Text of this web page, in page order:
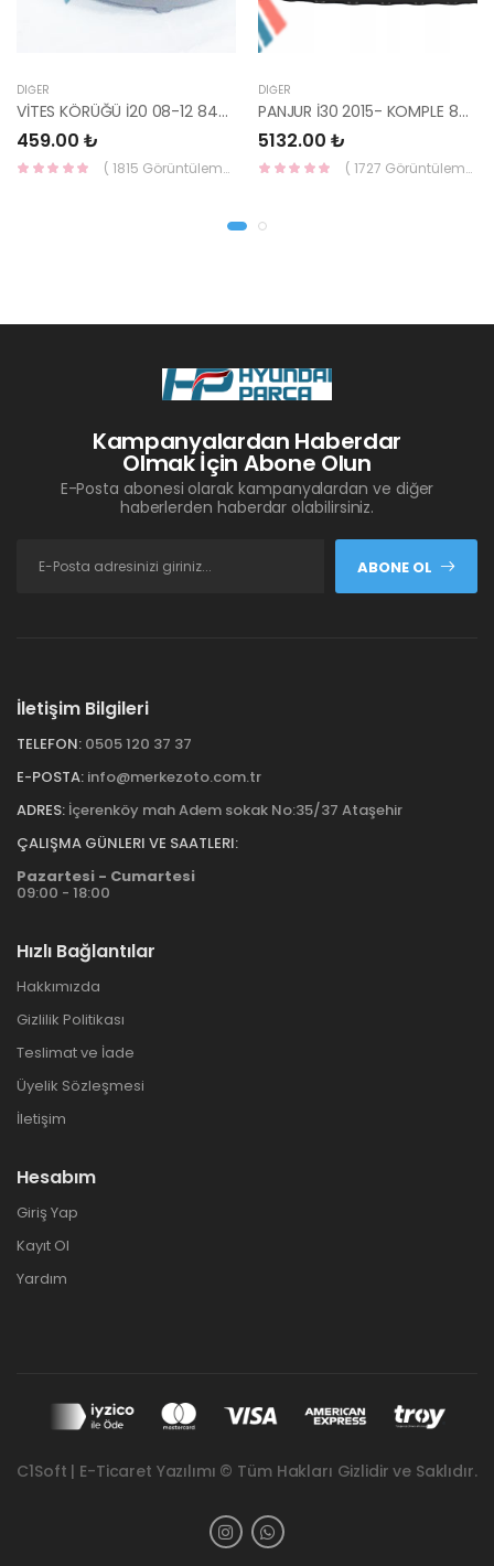
DIĞER
VİTES KÖRÜĞÜ İ20 08-12 84640-1J000-YS
459.00 ₺
( 1815 Görüntüleme )
DIĞER
PANJUR İ30 2015- KOMPLE 86350-A6800-YS
5132.00 ₺
( 1727 Görüntüleme )
Kampanyalardan Haberdar
Olmak İçin Abone Olun
E-Posta abonesi olarak kampanyalardan ve diğer
haberlerden haberdar olabilirsiniz.
ABONE OL
İletişim Bilgileri
TELEFON: 0505 120 37 37
E-POSTA: info@merkezoto.com.tr
ADRES: İçerenköy mah Adem sokak No:35/37 Ataşehir
ÇALIŞMA GÜNLERI VE SAATLERI:
Pazartesi - Cumartesi
09:00 - 18:00
Hızlı Bağlantılar
Hakkımızda
Gizlilik Politikası
Teslimat ve İade
Üyelik Sözleşmesi
İletişim
Hesabım
Giriş Yap
Kayıt Ol
Yardım
C1Soft | E-Ticaret Yazılımı © Tüm Hakları Gizlidir ve Saklıdır.